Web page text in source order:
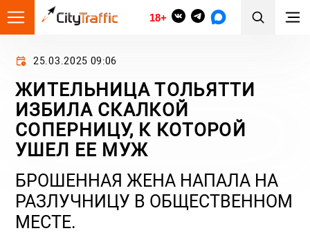
18+
25.03.2025 09:06
ЖИТЕЛЬНИЦА ТОЛЬЯТТИ
ИЗБИЛА СКАЛКОЙ
СОПЕРНИЦУ, К КОТОРОЙ
УШЕЛ ЕЕ МУЖ
БРОШЕННАЯ ЖЕНА НАПАЛА НА
РАЗЛУЧНИЦУ В ОБЩЕСТВЕННОМ
МЕСТЕ.